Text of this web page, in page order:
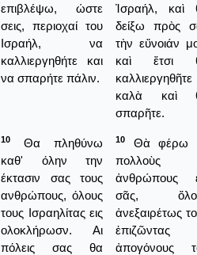
επιβλέψω, ώστε
σεις, περιοχαί του
Ισραήλ, να
καλλιεργηθήτε και
να σπαρήτε πάλιν.
Ἰσραήλ, καὶ
δείξω πρὸς
τὴν εὔνοιάν
καὶ ἔτσι
καλλιεργηθῆτε
καλὰ καὶ
σπαρῆτε.
10
Θα πληθύνω
καθ' όλην την
έκτασιν σας τους
ανθρώπους, όλους
τους Ισραηλίτας εις
ολοκλήρωσν. Αι
πόλεις σας θα
10
Θὰ φέρω
πολλοὺς
ἀνθρώπους
σᾶς,
ἀνεξαιρέτως
ἐπιζῶντας
ἀπογόνους